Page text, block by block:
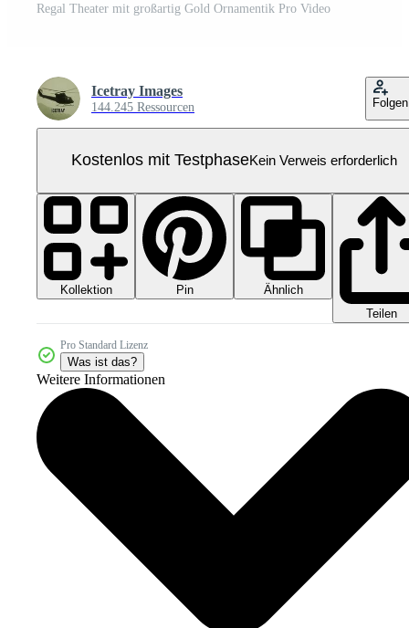
Regal Theater mit großartig Gold Ornamentik Pro Video
Icetray Images
144.245 Ressourcen Folgen
Kostenlos mit TestphaseKein Verweis erforderlich
Kollektion Pin
Ähnlich
Teilen
Pro Standard Lizenz
Was ist das?
Weitere Informationen